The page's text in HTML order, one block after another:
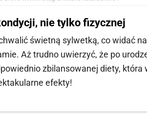
nie tylko fizycznej
świetną sylwetką, co widać
Aż trudno uwierzyć, że po
zbilansowanej diety, która
efekty!